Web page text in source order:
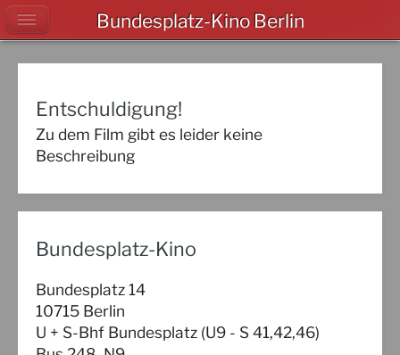
Bundesplatz-Kino
Bundesplatz 14
10715 Berlin
U + S-Bhf Bundesplatz (U9 - S 41,42,46)
Entschuldigung!
Zu dem Film gibt es leider keine
Beschreibung
Bundesplatz-Kino Berlin